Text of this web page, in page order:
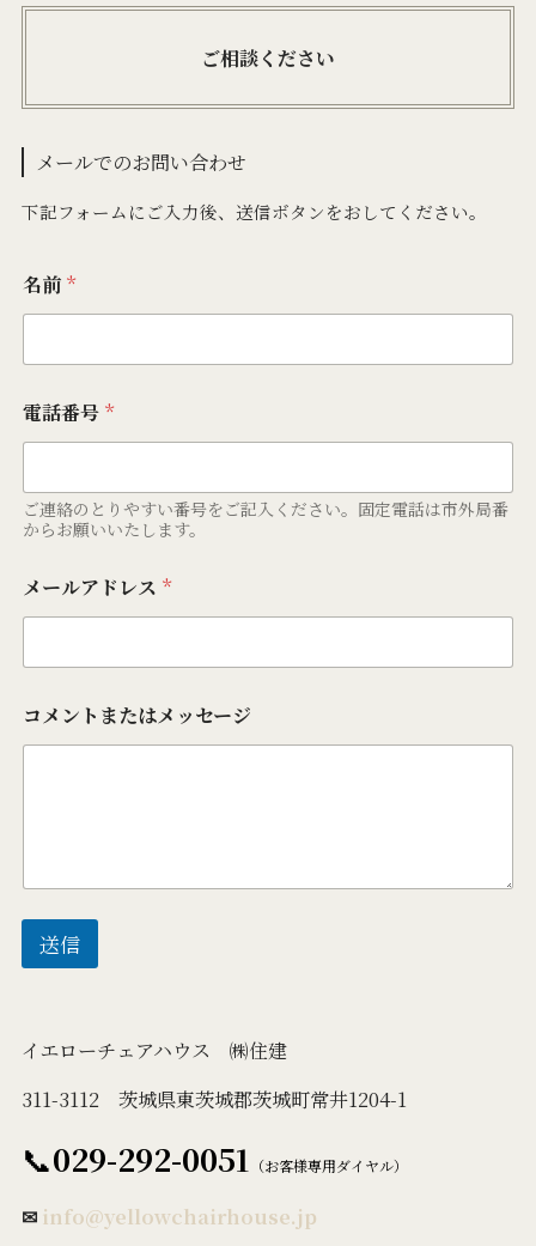
ご相談ください
メールでのお問い合わせ
下記フォームにご入力後、送信ボタンをおしてください。
名前 *
電話番号 *
ご連絡のとりやすい番号をご記入ください。固定電話は市外局番
からお願いいたします。
メールアドレス *
コメントまたはメッセージ
送信
イエローチェアハウス ㈱住建
311-3112 茨城県東茨城郡茨城町常井1204-1
📞029-292-0051 （お客様専用ダイヤル）
✉ info@yellowchairhouse.jp